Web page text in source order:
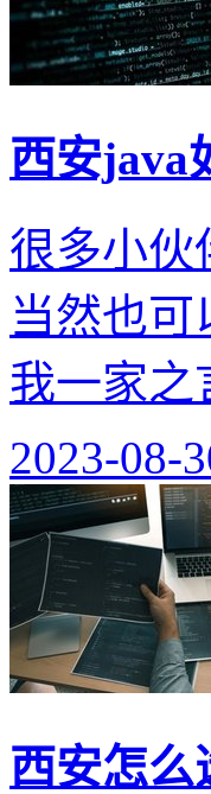
西安java
很多小伙
当然也
我一家之
2023-08-
西安怎么